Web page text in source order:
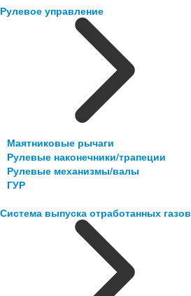
Рулевое управление
Маятниковые рычаги
Рулевые наконечники/трапеции
Рулевые механизмы/валы
ГУР
Система выпуска отработанных газов